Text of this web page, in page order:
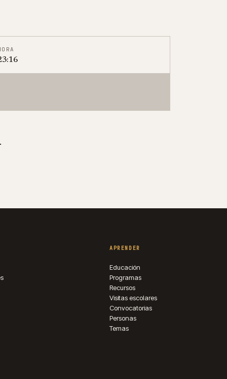
APRENDER
Educación
Programas
Recursos
Visitas escolares
Convocatorias
Personas
Temas